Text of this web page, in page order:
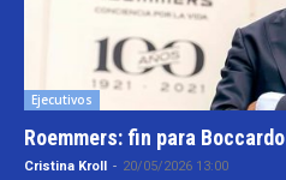
Ejecutivos
Roemmers: fin para Boccardo
Cristina Kroll - 20/05/2026 13:00